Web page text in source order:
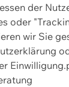
der
oder
wir Sie